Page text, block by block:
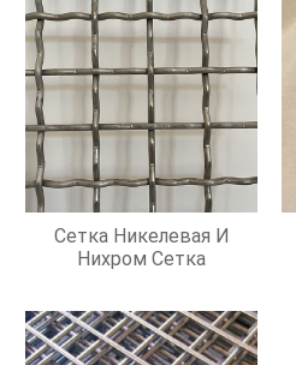
Сетка Никелевая И
Нихром Сетка